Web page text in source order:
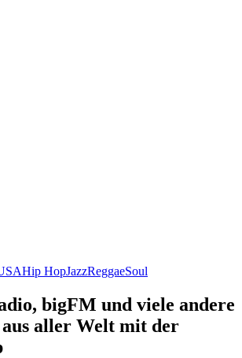
Hip HopJazzReggaeSoul
bigFM und viele andere
aller Welt mit der